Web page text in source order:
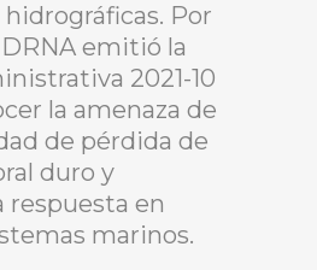
Por
emitió la
2021-10
la amenaza de
de pérdida de
duro y
respuesta en
marinos.